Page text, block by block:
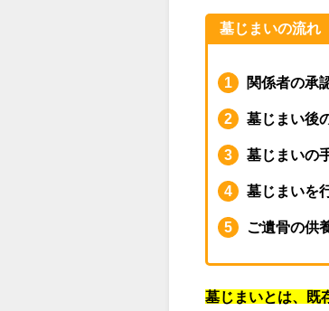
墓じまいの流れ
関係者の承
墓じまい後
墓じまいの
墓じまいを
ご遺骨の供
墓じまいとは、既